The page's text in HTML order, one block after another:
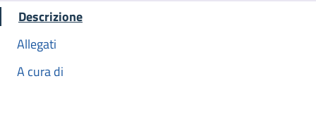
Descrizione
Allegati
A cura di